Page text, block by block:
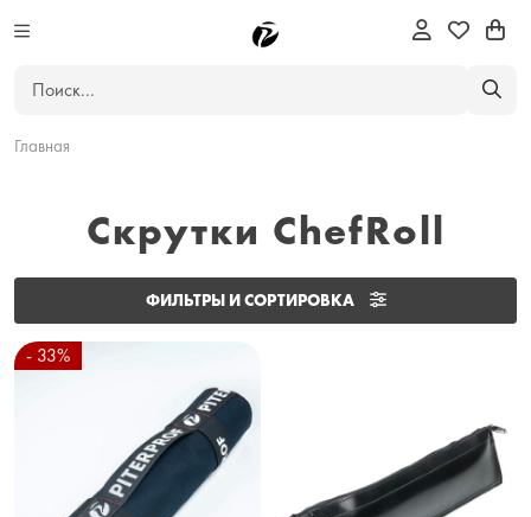
Главная
Скрутки ChefRoll
ФИЛЬТРЫ И СОРТИРОВКА
- 33%